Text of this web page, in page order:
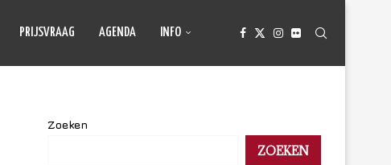
PRIJSVRAAG AGENDA INFO
Zoeken
ZOEKEN